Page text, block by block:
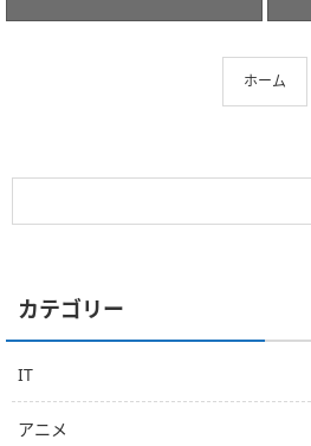
ホーム
カテゴリー
IT
アニメ